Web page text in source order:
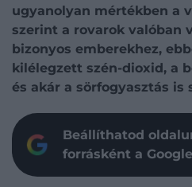
ugyanolyan mértékben a
szerint a rovarok valóban
bizonyos emberekhez,
kilélegzett szén-dioxid, a
és akár a sörfogyasztás is
Beállíthatod
forrásként a